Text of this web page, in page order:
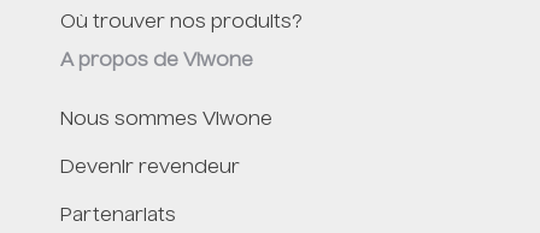
Où trouver nos produits?
A propos de Viwone
Nous sommes Viwone
Devenir revendeur
Partenariats